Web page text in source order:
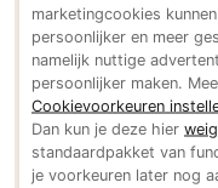
Natuursteen en
Leer
Schilderwerk
Stucwerk
Spuitwerk
Adresgegevens
Krommestraat 4
9800 Astene
BE
Bereikbaar via
+32 (0)9 2779194
marketingcookies
persoonlijker en meer
namelijk nuttige
persoonlijker maken.
Cookievoorkeuren
Dan kun je deze hier
standaardpakket van
je voorkeuren later nog